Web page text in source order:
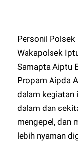
Personil Polsek
Wakapolsek
Samapta Aiptu
Propam Aipda
dalam kegiatan
dalam dan
mengepel, dan
lebih nyaman